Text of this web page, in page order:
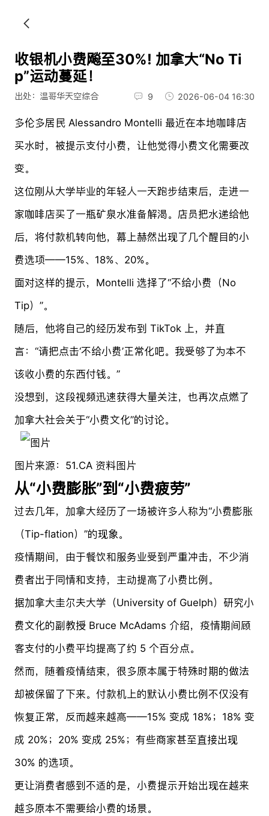
收银机小费飚至30%! 加拿大“No Ti
p”运动蔓延！
出处：温哥华天空综合 9 2026-06-04 16:30
多伦多居民 Alessandro Montelli 最近在本地咖啡店
买水时，被提示支付小费，让他觉得小费文化需要改
变。
这位刚从大学毕业的年轻人一天跑步结束后，走进一
家咖啡店买了一瓶矿泉水准备解渴。店员把水递给他
后，将付款机转向他，幕上赫然出现了几个醒目的小
费选项——15%、18%、20%。
面对这样的提示，Montelli 选择了“不给小费（No
Tip）”。
随后，他将自己的经历发布到 TikTok 上，并直
言：“请把点击‘不给小费’正常化吧。我受够了为本不
该收小费的东西付钱。”
没想到，这段视频迅速获得大量关注，也再次点燃了
加拿大社会关于“小费文化”的讨论。
图片来源：51.CA 资料图片
从“小费膨胀”到“小费疲劳”
过去几年，加拿大经历了一场被许多人称为“小费膨胀
（Tip-flation）”的现象。
疫情期间，由于餐饮和服务业受到严重冲击，不少消
费者出于同情和支持，主动提高了小费比例。
据加拿大圭尔夫大学（University of Guelph）研究小
费文化的副教授 Bruce McAdams 介绍，疫情期间顾
客支付的小费平均提高了约 5 个百分点。
然而，随着疫情结束，很多原本属于特殊时期的做法
却被保留了下来。付款机上的默认小费比例不仅没有
恢复正常，反而越来越高——15% 变成 18%；18% 变
成 20%；20% 变成 25%；有些商家甚至直接出现
30% 的选项。
更让消费者感到不适的是，小费提示开始出现在越来
越多原本不需要给小费的场景。